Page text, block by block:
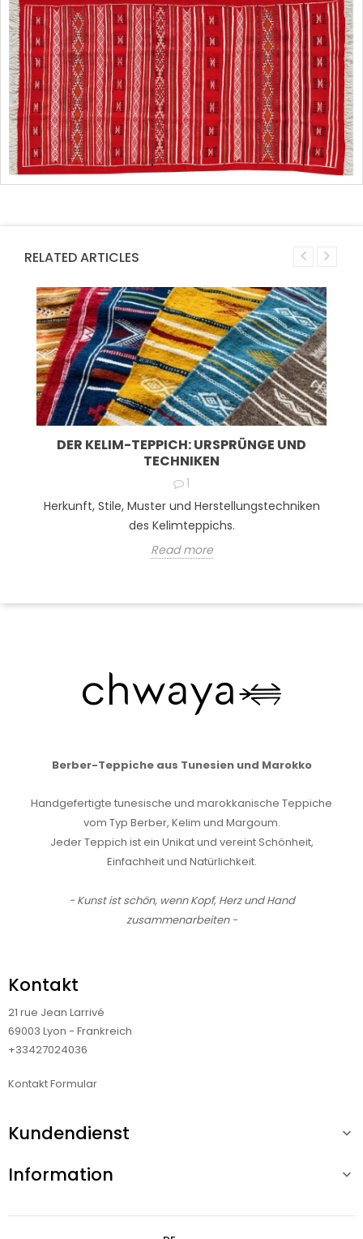
RELATED ARTICLES
DER KELIM-TEPPICH: URSPRÜNGE UND
TECHNIKEN
1
Herkunft, Stile, Muster und Herstellungstechniken
des Kelimteppichs.
Read more
Berber-Teppiche aus Tunesien und Marokko
Handgefertigte tunesische und marokkanische Teppiche
vom Typ Berber, Kelim und Margoum.
Jeder Teppich ist ein Unikat und vereint Schönheit,
Einfachheit und Natürlichkeit.
- Kunst ist schön, wenn Kopf, Herz und Hand
zusammenarbeiten -
Kontakt
21 rue Jean Larrivé
69003 Lyon - Frankreich
+33427024036
Kontakt Formular
Kundendienst 
Information 